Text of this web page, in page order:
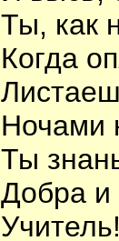
Ты, как
Когда
Ночами
Ты
Добра и
Учитель!